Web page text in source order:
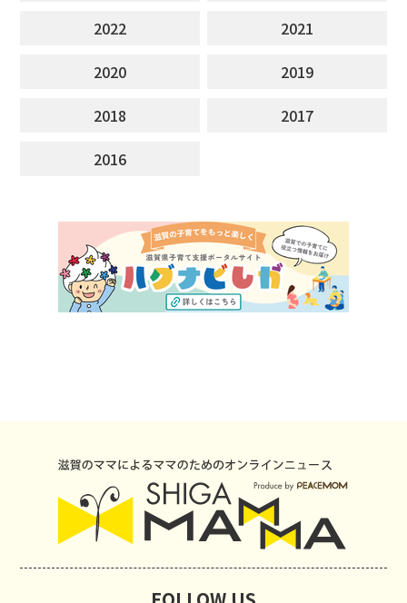
2022
2021
2020
2019
2018
2017
2016